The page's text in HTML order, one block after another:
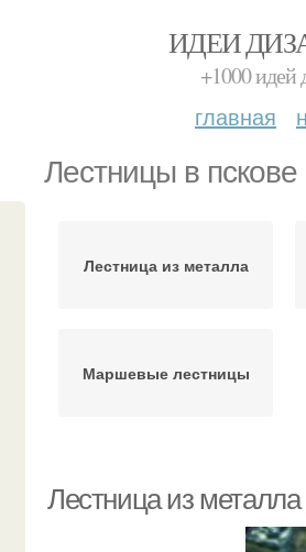
ИДЕИ
+1000 идей
главная
Лестницы в пскове
Лестница из металла
Маршевые лестницы
Лестница из